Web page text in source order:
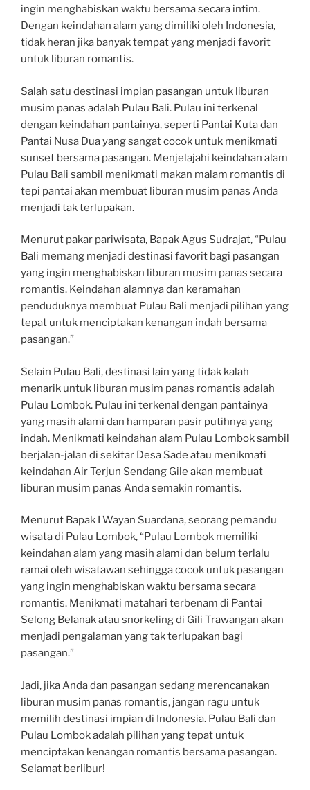
ingin menghabiskan waktu bersama secara intim.
Dengan keindahan alam yang dimiliki oleh Indonesia,
tidak heran jika banyak tempat yang menjadi favorit
untuk liburan romantis.
Salah satu destinasi impian pasangan untuk liburan
musim panas adalah Pulau Bali. Pulau ini terkenal
dengan keindahan pantainya, seperti Pantai Kuta dan
Pantai Nusa Dua yang sangat cocok untuk menikmati
sunset bersama pasangan. Menjelajahi keindahan alam
Pulau Bali sambil menikmati makan malam romantis di
tepi pantai akan membuat liburan musim panas Anda
menjadi tak terlupakan.
Menurut pakar pariwisata, Bapak Agus Sudrajat, “Pulau
Bali memang menjadi destinasi favorit bagi pasangan
yang ingin menghabiskan liburan musim panas secara
romantis. Keindahan alamnya dan keramahan
penduduknya membuat Pulau Bali menjadi pilihan yang
tepat untuk menciptakan kenangan indah bersama
pasangan.”
Selain Pulau Bali, destinasi lain yang tidak kalah
menarik untuk liburan musim panas romantis adalah
Pulau Lombok. Pulau ini terkenal dengan pantainya
yang masih alami dan hamparan pasir putihnya yang
indah. Menikmati keindahan alam Pulau Lombok sambil
berjalan-jalan di sekitar Desa Sade atau menikmati
keindahan Air Terjun Sendang Gile akan membuat
liburan musim panas Anda semakin romantis.
Menurut Bapak I Wayan Suardana, seorang pemandu
wisata di Pulau Lombok, “Pulau Lombok memiliki
keindahan alam yang masih alami dan belum terlalu
ramai oleh wisatawan sehingga cocok untuk pasangan
yang ingin menghabiskan waktu bersama secara
romantis. Menikmati matahari terbenam di Pantai
Selong Belanak atau snorkeling di Gili Trawangan akan
menjadi pengalaman yang tak terlupakan bagi
pasangan.”
Jadi, jika Anda dan pasangan sedang merencanakan
liburan musim panas romantis, jangan ragu untuk
memilih destinasi impian di Indonesia. Pulau Bali dan
Pulau Lombok adalah pilihan yang tepat untuk
menciptakan kenangan romantis bersama pasangan.
Selamat berlibur!